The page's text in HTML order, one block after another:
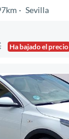
Sevilla
Ha bajado el precio